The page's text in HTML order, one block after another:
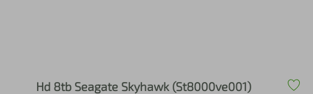
Hd 8tb Seagate Skyhawk (St8000ve001)